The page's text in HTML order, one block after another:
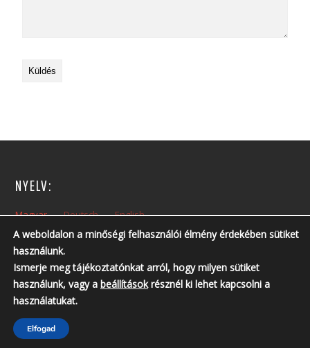
NYELV:
Magyar Deutsch English
NYITVA TARTÁS:
Hétfőtől – Péntekig: 10:00 – 14:00
Nyitvatartási időn kívül, előzetes telefonos egyeztetés szükséges!
Telefonszám: +36 30 237 6761 ; +36 30 213 3461
A weboldalon a minőségi felhasználói élmény érdekében sütiket
használunk.
Ismerje meg tájékoztatónkat arról, hogy milyen sütiket
használunk, vagy a beállításokrésznél ki lehet kapcsolni a
használatukat.
Elfogad